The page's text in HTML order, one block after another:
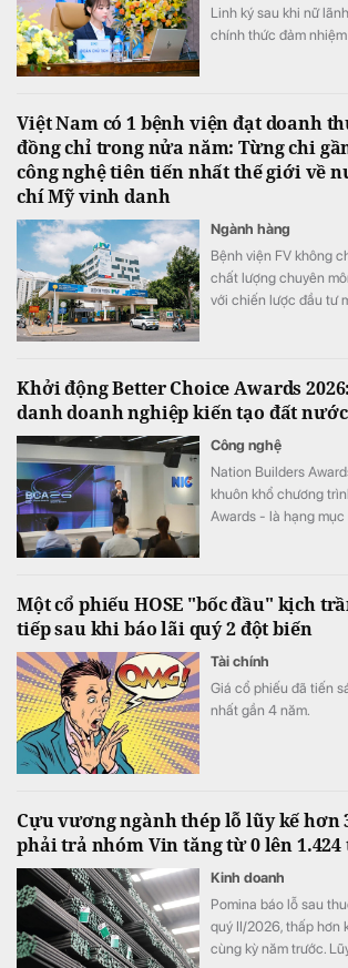
Linh ký sau khi nữ
chính thức đảm
Việt Nam có 1 bệnh viện đạt doanh
đồng chỉ trong nửa năm: Từng chi
công nghệ tiên tiến nhất thế giới về
chí Mỹ vinh danh
Ngành hàng
Bệnh viện FV không
chất lượng chuyên
với chiến lược đầu tư
Khởi động Better Choice Awards
danh doanh nghiệp kiến tạo đất nước
Công nghệ
Nation Builders
khuôn khổ chương
Awards - là hạng
Một cổ phiếu HOSE "bốc đầu" kịch
tiếp sau khi báo lãi quý 2 đột biến
Tài chính
Giá cổ phiếu đã tiến
nhất gần 4 năm.
Cựu vương ngành thép lỗ lũy kế hơn
phải trả nhóm Vin tăng từ 0 lên 1.424
Kinh doanh
Pomina báo lỗ sau
quý II/2026, thấp hơn
cùng kỳ năm trước.